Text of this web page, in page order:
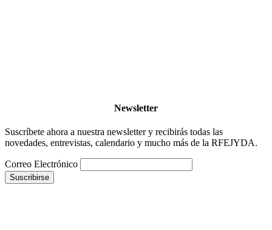
Newsletter
Suscríbete ahora a nuestra newsletter y recibirás todas las
novedades, entrevistas, calendario y mucho más de la RFEJYDA.
Correo Electrónico